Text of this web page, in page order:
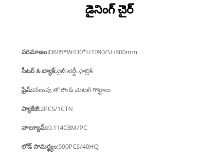
డైనింగ్ చైర్
పరిమాణం:D605*W430*H1090/SH800mm
సీటర్ & బ్యాక్:వైట్ టెడ్డీ ఫాబ్రిక్
ఫ్రేమ్:నలుపు తో రౌండ్ మెటల్ గొట్టాలు
ప్యాకేజీ:2PCS/1CTN
వాల్యూమ్:0.114CBM/PC
లోడ్ సామర్థ్యం:590PCS/40HQ